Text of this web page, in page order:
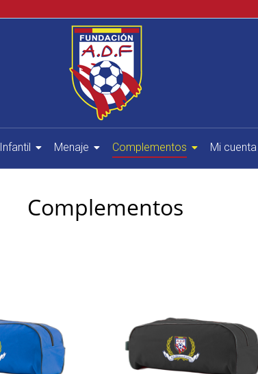
Infantil Menaje Complementos Mi cuenta
Complementos